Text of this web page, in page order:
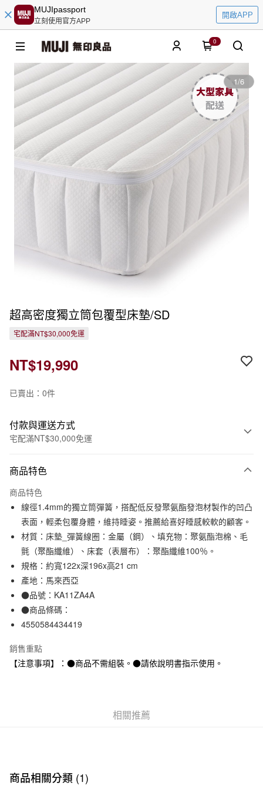
MUJIpassport
立刻使用官方APP
開啟APP
0
1/6
超高密度獨立筒包覆型床墊/SD
宅配滿NT$30,000免運
NT$19,990
已賣出：0件
付款與運送方式
宅配滿NT$30,000免運
信用卡一次付款
信用卡分期付款
3 期 0 利率 每期NT$6,663 21家銀行
合作金庫商業銀行
第一商業銀行
華南商業銀行
彰化商業銀行
上海商業儲蓄銀行
臺灣中小企業銀行
匯豐（台灣）商業銀行
聯邦商業銀行
元大商業銀行
台新國際商業銀行
台灣樂天信用卡公司
LINE Pay
Apple Pay
街口支付
悠遊付
大型家具配送
滿 NT$30,000 (含以上) 免運費
商品特色
商品特色
線徑1.4mm的獨立筒彈簧，搭配低反發聚氨酯發泡材製作的凹凸
表面，輕柔包覆身體，維持睡姿。推薦給喜好睡感較軟的顧客。
材質：床墊_彈簧線圈：金屬（鋼）、填充物：聚氨酯泡棉、毛
氈（聚酯纖維）、床套（表層布）：聚酯纖維100％。
規格：約寬122x深196x高21 cm
產地：馬來西亞
●品號：KA11ZA4A
●商品條碼：
4550584434419
銷售重點
【注意事項】：●商品不需組裝。●請依說明書指示使用。
相關推薦
商品相關分類 (1)